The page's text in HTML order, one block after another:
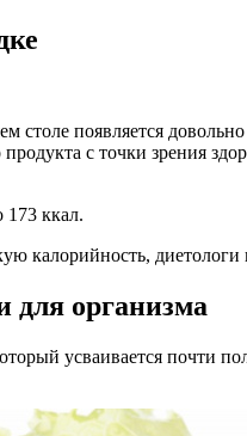
столе появляется
с точки зрения
173 ккал.
калорийность,
для организма
усваивается почти